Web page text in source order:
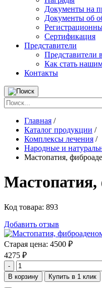
Документы на
Документы об
Сертификация
Представители
Представители
Как стать
Контакты
Главная /
Каталог продукции /
Комплексы лечения /
Народные и
Мастопатия,
Мастопатия,
Код товара: 893
Добавить отзыв
Старая цена: 4500 ₽
4275 ₽
-